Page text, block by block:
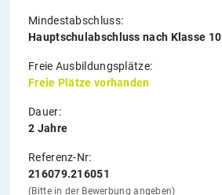
Mindestabschluss:
Hauptschulabschluss nach Klasse 10
Freie Ausbildungsplätze:
Freie Plätze vorhanden
Dauer:
2 Jahre
Referenz-Nr:
216079.216051
(Bitte in der Bewerbung angeben)